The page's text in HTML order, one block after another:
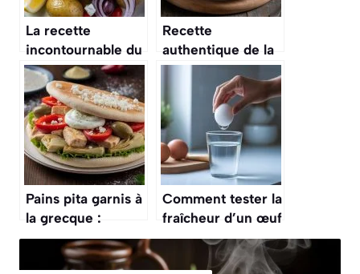
La recette
incontournable du
poulet à la
grecque qui va
révolutionner vos
repas
Recette
authentique de la
moussaka grecque
Pains pita garnis à
la grecque :
recette
authentique et
Comment tester la
fraîcheur d’un œuf
en quelques
secondes ?